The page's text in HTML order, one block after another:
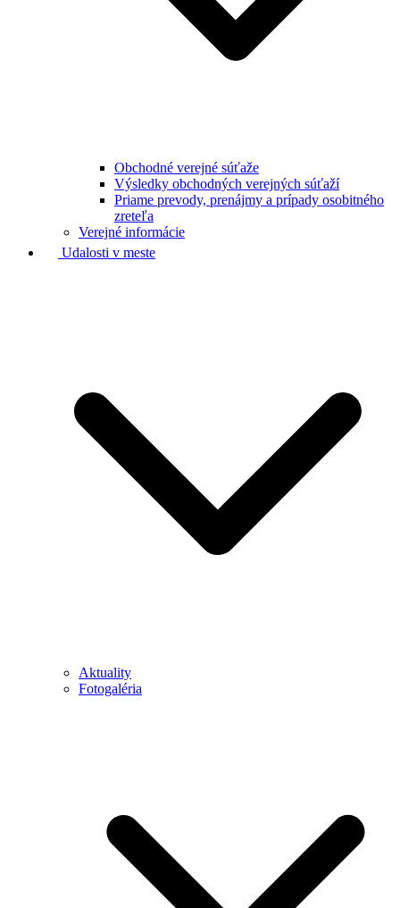
Obchodné verejné súťaže
Výsledky obchodných verejných súťaží
Priame prevody, prenájmy a prípady osobitného
zreteľa
Verejné informácie
Udalosti v meste
Aktuality
Fotogaléria